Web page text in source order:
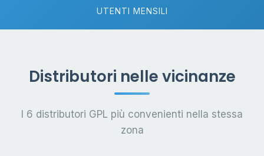
UTENTI MENSILI
Distributori nelle vicinanze
I 6 distributori GPL più convenienti nella stessa
zona